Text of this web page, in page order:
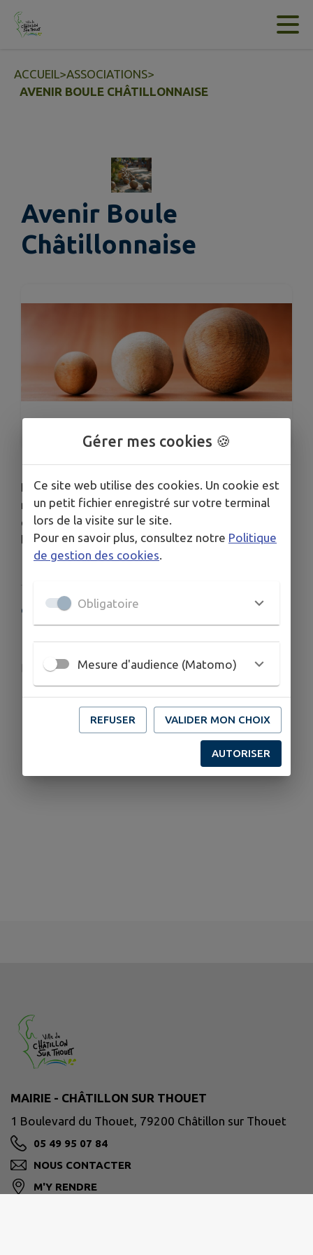
Contenu
ACCUEIL>ASSOCIATIONS>
AVENIR BOULE CHÂTILLONNAISE
Avenir Boule
Châtillonnaise
1/1
Le but de l'association est de créer entre les
membres des relations de camaraderie et une
émulation nécessaire pour avoir à perfectionner
les joueurs dans ce sport.
COORDONNÉES
anniefazilleau@gmail.com
05 49 64 38 82
06 31 20 44 48
MAIRIE - CHÂTILLON SUR THOUET
1 Boulevard du Thouet, 79200 Châtillon sur Thouet
05 49 95 07 84
NOUS CONTACTER
M'Y RENDRE
Gérer mes cookies 🍪
Ce site web utilise des cookies. Un cookie est
un petit fichier enregistré sur votre terminal
lors de la visite sur le site.
Pour en savoir plus, consultez notre Politique
de gestion des cookies.
Obligatoire
Mesure d'audience (Matomo)
REFUSER VALIDER MON CHOIX
AUTORISER